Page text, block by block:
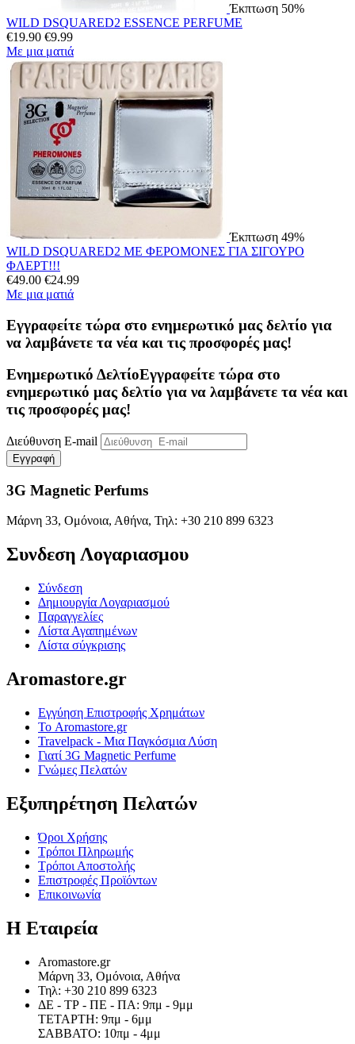
Έκπτωση 50%
WILD DSQUARED2 ESSENCE PERFUME
€19.90 €9.99
Με μια ματιά
Έκπτωση 49%
WILD DSQUARED2 ΜΕ ΦΕΡΟΜΟΝΕΣ ΓΙΑ ΣΙΓΟΥΡΟ
ΦΛΕΡΤ!!!
€49.00 €24.99
Με μια ματιά
Εγγραφείτε τώρα στο ενημερωτικό μας δελτίο για
να λαμβάνετε τα νέα και τις προσφορές μας!
Ενημερωτικό ΔελτίοΕγγραφείτε τώρα στο
ενημερωτικό μας δελτίο για να λαμβάνετε τα νέα και
τις προσφορές μας!
Διεύθυνση E-mail
Εγγραφή
3G Magnetic Perfums
Μάρνη 33, Ομόνοια, Αθήνα, Τηλ: +30 210 899 6323
Συνδεση Λογαριασμου​
Σύνδεση
Δημιουργία Λογαριασμού
Παραγγελίες
Λίστα Αγαπημένων
Λίστα σύγκρισης
Aromastore.gr
Εγγύηση Επιστροφής Χρημάτων
Το Aromastore.gr
Travelpack - Μια Παγκόσμια Λύση
Γιατί 3G Magnetic Perfume
Γνώμες Πελατών
Εξυπηρέτηση Πελατών
Όροι Χρήσης
Τρόποι Πληρωμής
Τρόποι Αποστολής
Επιστροφές Προϊόντων
Επικοινωνία
Η Εταιρεία​
Aromastore.gr
Μάρνη 33, Ομόνοια, Αθήνα
Τηλ: +30 210 899 6323
ΔΕ - ΤΡ - ΠΕ - ΠΑ: 9πμ - 9μμ
ΤΕΤΑΡΤΗ: 9πμ - 6μμ
ΣΑΒΒΑΤΟ: 10πμ - 4μμ